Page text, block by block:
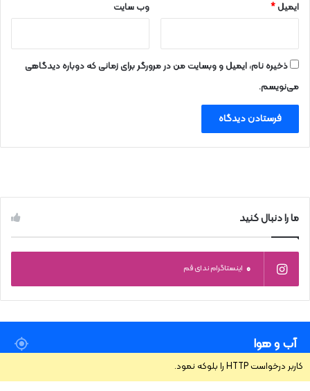
ایمیل* وب‌ سایت
ذخیره نام، ایمیل و وبسایت من در مرورگر برای زمانی که دوباره دیدگاهی
می‌نویسم.
ما را دنبال کنید
0 اینستاگرام ندای قم
آب و هوا
کاربر درخواست HTTP را بلوکه نمود.